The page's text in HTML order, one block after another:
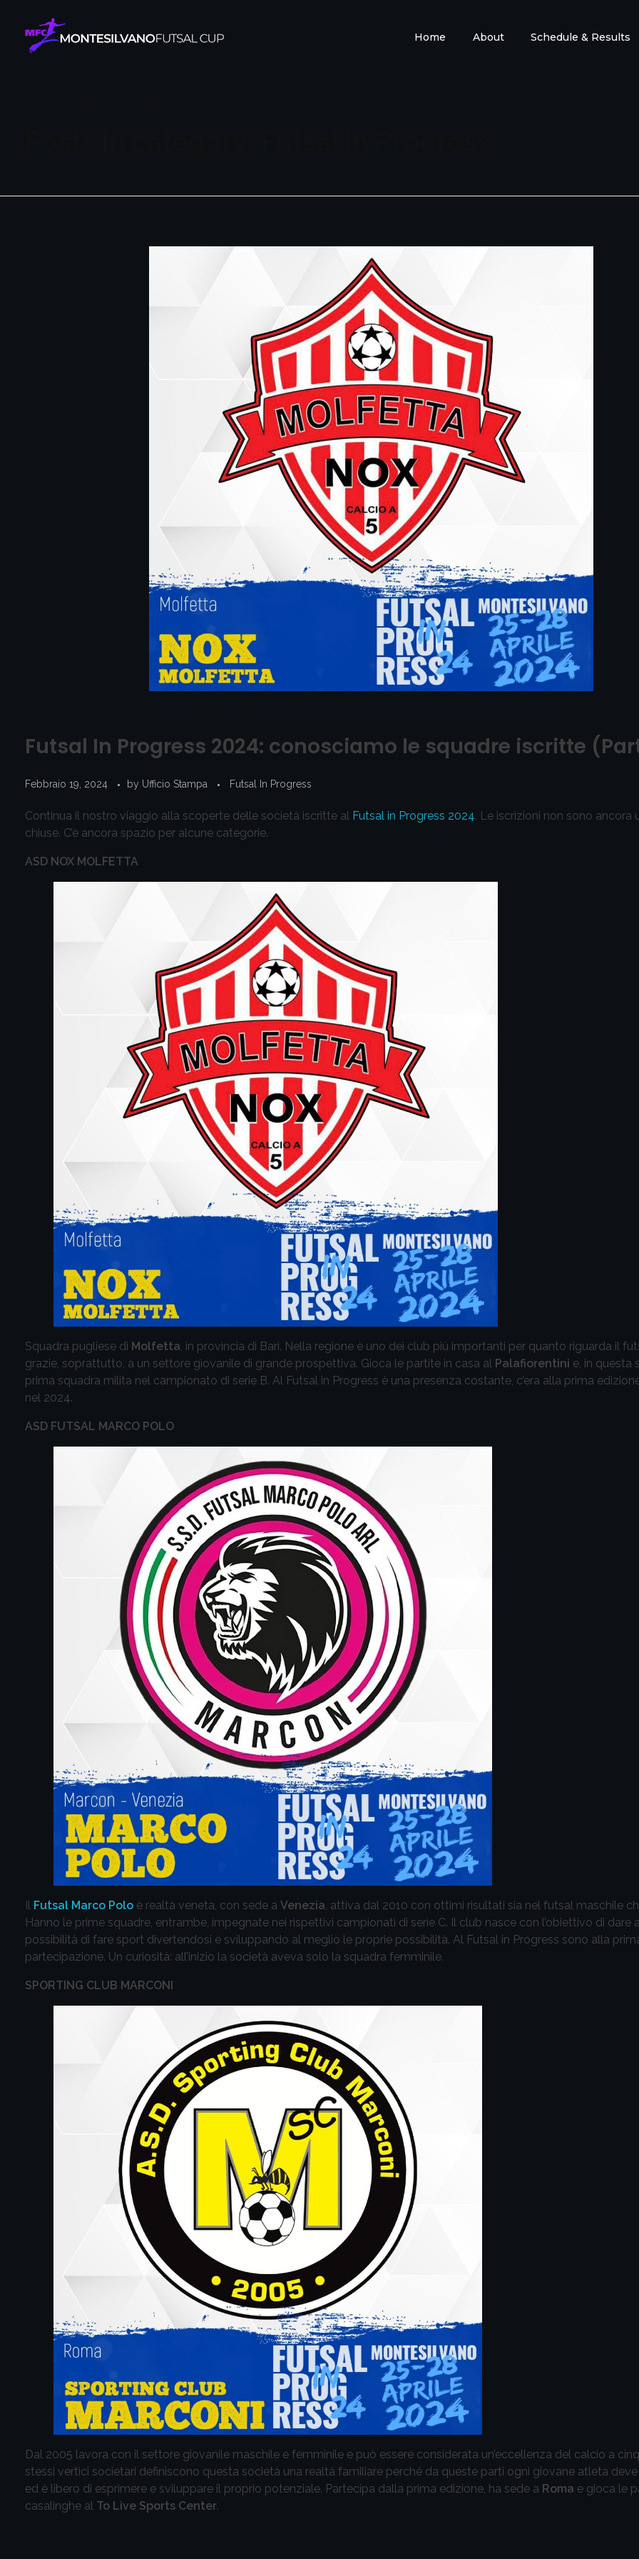
Home About Schedule & Results
Futsal In Progress 2024: conosciamo le squadre iscritte
Febbraio 19, 2024 by Ufficio Stampa Futsal In Progress
Continua il nostro viaggio alla scoperte delle società iscritte al Futsal in Progress 2024. Le iscrizioni non sono ancora
chiuse. C’è ancora spazio per alcune categorie.
ASD NOX MOLFETTA
Squadra pugliese di Molfetta , in provincia di Bari. Nella regione è uno dei club più importanti per quanto riguarda il
grazie, soprattutto, a un settore giovanile di grande prospettiva. Gioca le partite in casa al Palafiorentini e, in questa
prima squadra milita nel campionato di serie B. Al Futsal in Progress è una presenza costante, c’era alla prima
nel 2024.
ASD FUTSAL MARCO POLO
Il Futsal Marco Polo è realtà veneta, con sede a Venezia , attiva dal 2010 con ottimi risultati sia nel futsal maschile
Hanno le prime squadre, entrambe, impegnate nei rispettivi campionati di serie C. Il club nasce con l’obiettivo di dare
possibilità di fare sport divertendosi e sviluppando al meglio le proprie possibilità. Al Futsal in Progress sono alla
partecipazione. Un curiosità: all’inizio la società aveva solo la squadra femminile.
SPORTING CLUB MARCONI
Dal 2005 lavora con il settore giovanile maschile e femminile e può essere considerata un’eccellenza del calcio a
stessi vertici societari definiscono questa società una realtà familiare perché da queste parti ogni giovane atleta deve
ed è libero di esprimere e sviluppare il proprio potenziale. Partecipa dalla prima edizione, ha sede a Roma e gioca le
casalinghe al To Live Sports Center.